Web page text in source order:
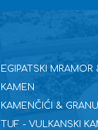
EGIPATSKI MRAMOR
KAMEN
KAMENČIĆI &
TUF - VULKANSKI